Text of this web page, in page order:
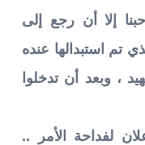
إلا أن رجع إلى
تم استبدالها عنده
، وبعد أن تدخلوا
لفداحة الأمر ..